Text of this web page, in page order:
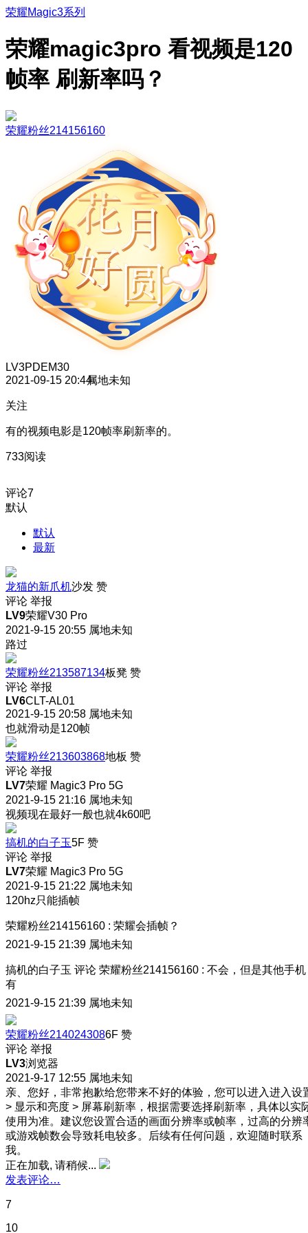
荣耀Magic3系列
荣耀magic3pro 看视频是120
帧率 刷新率吗？
荣耀粉丝214156160
LV3PDEM30
2021-09-15 20:44属地未知
关注
有的视频电影是120帧率刷新率的。
733阅读
评论7
默认
默认
最新
龙猫的新爪机沙发 赞
评论 举报
LV9荣耀V30 Pro
2021-9-15 20:55 属地未知
路过
荣耀粉丝213587134板凳 赞
评论 举报
LV6CLT-AL01
2021-9-15 20:58 属地未知
也就滑动是120帧
荣耀粉丝213603868地板 赞
评论 举报
LV7荣耀 Magic3 Pro 5G
2021-9-15 21:16 属地未知
视频现在最好一般也就4k60吧
搞机的白子玉5F 赞
评论 举报
LV7荣耀 Magic3 Pro 5G
2021-9-15 21:22 属地未知
120hz只能插帧
荣耀粉丝214156160 : 荣耀会插帧？
2021-9-15 21:39 属地未知
搞机的白子玉 评论 荣耀粉丝214156160 : 不会，但是其他手机
有
2021-9-15 21:39 属地未知
荣耀粉丝2140243086F 赞
评论 举报
LV3浏览器
2021-9-17 12:55 属地未知
亲、您好，非常抱歉给您带来不好的体验，您可以进入进入设
> 显示和亮度 > 屏幕刷新率，根据需要选择刷新率，具体以实
使用为准。建议您设置合适的画面分辨率或帧率，过高的分辨
或游戏帧数会导致耗电较多。后续有任何问题，欢迎随时联系
我。
正在加载, 请稍候...
发表评论…
7
10